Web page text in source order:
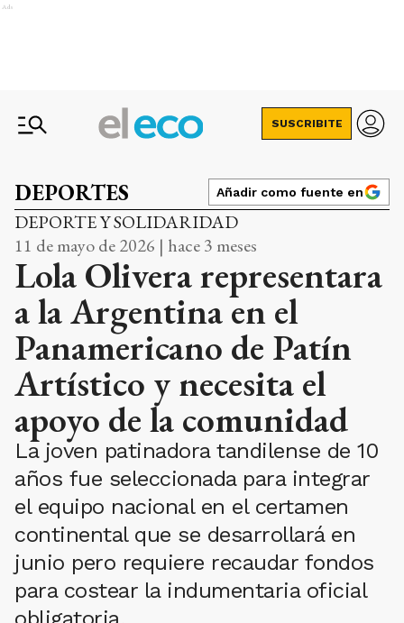
Ads
SUSCRIBITE
DEPORTES Añadir como fuente en
DEPORTE Y SOLIDARIDAD
11 de mayo de 2026 | hace 3 meses
Lola Olivera representara
a la Argentina en el
Panamericano de Patín
Artístico y necesita el
apoyo de la comunidad
La joven patinadora tandilense de 10
años fue seleccionada para integrar
el equipo nacional en el certamen
continental que se desarrollará en
junio pero requiere recaudar fondos
para costear la indumentaria oficial